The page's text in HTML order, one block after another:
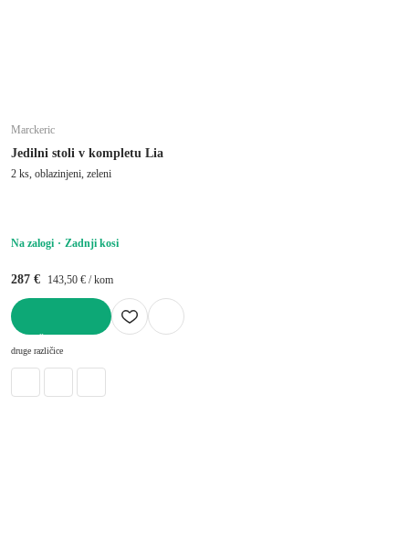
Marckeric
Jedilni stoli v kompletu Lia
2 ks, oblazinjeni, zeleni
Na zalogi Zadnji kosi
287 € 143,50 € / kom
druge različice